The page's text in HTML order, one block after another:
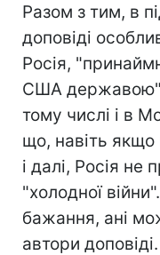
Разом з тим, в
доповіді
Росія,
США державою".
тому числі і в
що, навіть якщо
і далі, Росія не
"холодної
бажання, ані
автори